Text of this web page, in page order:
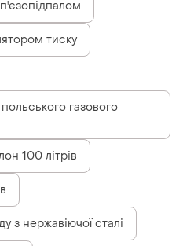
тиску
газового
100 літрів
з нержавіючої сталі